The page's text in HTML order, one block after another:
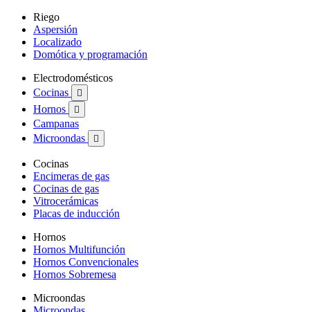
Riego
Aspersión
Localizado
Domótica y programación
Electrodomésticos
Cocinas

Hornos 
Campanas
Microondas

Cocinas
Encimeras de gas
Cocinas de gas
Vitrocerámicas
Placas de inducción
Hornos
Hornos Multifunción
Hornos Convencionales
Hornos Sobremesa
Microondas